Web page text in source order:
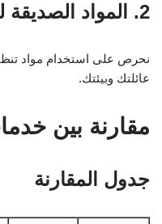
2. المواد الصديقة للبيئة
نحرص على استخدام مواد
عائلتك وبيئتك.
مقارنة بين
جدول المقارنة